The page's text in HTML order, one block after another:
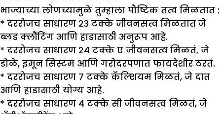
भाज्याच्या लोणच्यामुळे तुम्हाला पौष्टिक तत्व मिळतात :
* दररोजच साधारण २३ टक्के जीवनसत्व मिळतात जे
ब्लड क्लौंटिंग आणि हाडासाठी अनुरूप आहे.
* दररोजच साधारण २४ टक्के ए जीवनसत्व मिळतं, जे
डोळे, इमून सिस्टम आणि गरोदरपणात फायदेशीर ठरतं.
* दररोजच साधारण ७ टक्के कॅल्शियम मिळतं, जे दात
आणि हाडासाठी योग्य आहे.
* दररोजच साधारण ४ टक्के सी जीवनसत्व मिळतं, जे